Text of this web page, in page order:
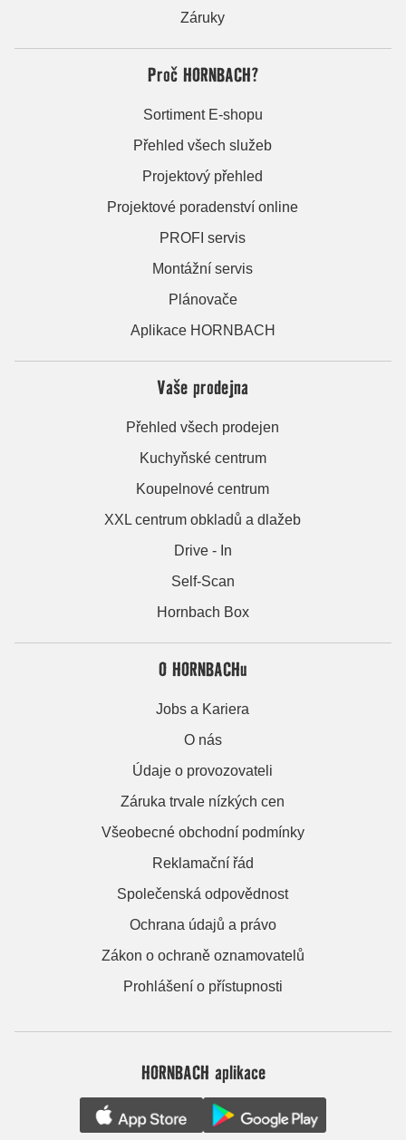
Záruky
Proč HORNBACH?
Sortiment E-shopu
Přehled všech služeb
Projektový přehled
Projektové poradenství online
PROFI servis
Montážní servis
Plánovače
Aplikace HORNBACH
Vaše prodejna
Přehled všech prodejen
Kuchyňské centrum
Koupelnové centrum
XXL centrum obkladů a dlažeb
Drive - In
Self-Scan
Hornbach Box
O HORNBACHu
Jobs a Kariera
O nás
Údaje o provozovateli
Záruka trvale nízkých cen
Všeobecné obchodní podmínky
Reklamační řád
Společenská odpovědnost
Ochrana údajů a právo
Zákon o ochraně oznamovatelů
Prohlášení o přístupnosti
HORNBACH aplikace